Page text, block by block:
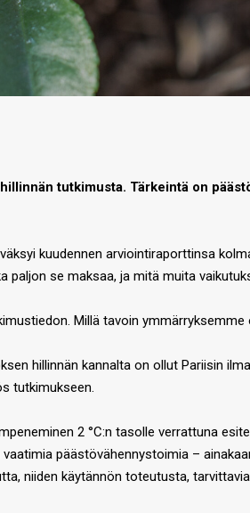
tutkimusta. Tärkeintä on
kuudennen arviointiraporttinsa
paljon se maksaa, ja mitä muita
Millä tavoin
hillinnän kannalta on ollut Pariisin
tutkimukseen.
2 °C:n tasolle verrattuna
päästövähennystoimia –
niiden käytännön toteutusta,